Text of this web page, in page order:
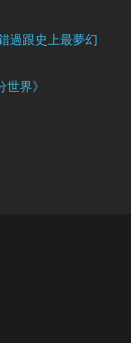
過跟史上最夢幻
界》